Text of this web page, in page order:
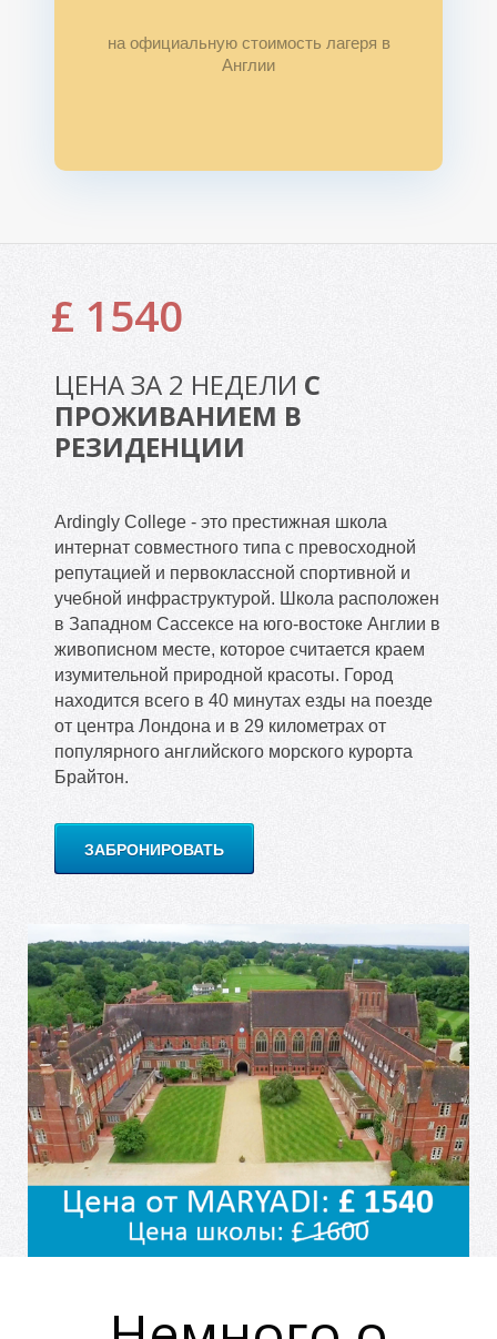
на официальную стоимость лагеря в
Англии
£ 1540
ЦЕНА ЗА 2 НЕДЕЛИ С
ПРОЖИВАНИЕМ В
РЕЗИДЕНЦИИ
Ardingly College - это престижная школа
интернат совместного типа с превосходной
репутацией и первоклассной спортивной и
учебной инфраструктурой. Школа расположен
в Западном Сассексе на юго-востоке Англии в
живописном месте, которое считается краем
изумительной природной красоты. Город
находится всего в 40 минутах езды на поезде
от центра Лондона и в 29 километрах от
популярного английского морского курорта
Брайтон.
ЗАБРОНИРОВАТЬ